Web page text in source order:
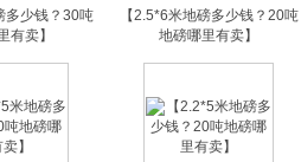
多少钱？30吨
有卖】
【2.5*6米地磅多少钱？20吨
地磅哪里有卖】